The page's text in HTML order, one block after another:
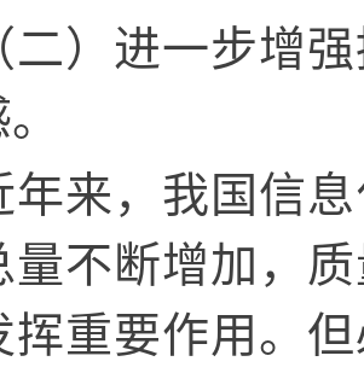
二）进一步增
年来，我国信
量不断增加，
挥重要作用。